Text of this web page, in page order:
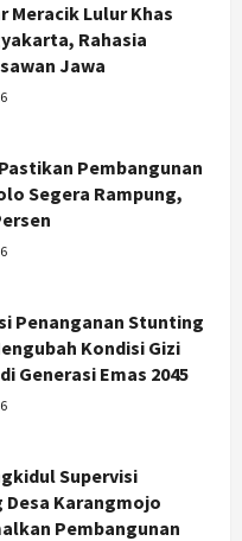
Meracik Lulur Khas
Rahasia
Jawa
Pembangunan
Segera Rampung,
Penanganan Stunting
Kondisi Gizi
Generasi Emas 2045
Supervisi
Desa Karangmojo
Pembangunan
ke-270 Kota